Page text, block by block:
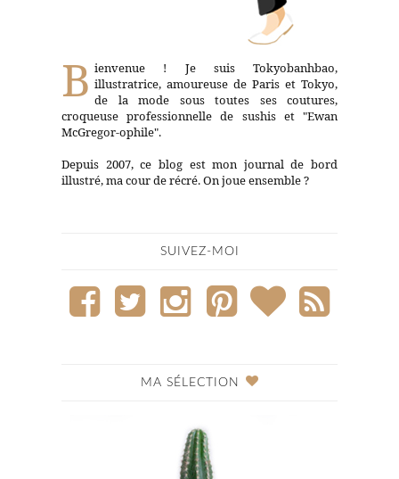
B ienvenue ! Je suis Tokyobanhbao,
illustratrice, amoureuse de Paris et Tokyo,
de la mode sous toutes ses coutures,
croqueuse professionnelle de sushis et "Ewan
McGregor-ophile".
Depuis 2007, ce blog est mon journal de bord
illustré, ma cour de récré. On joue ensemble ?
SUIVEZ-MOI
MA SÉLECTION